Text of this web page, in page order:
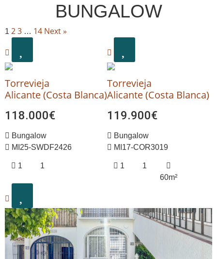
BUNGALOW
1 23 … 14 Next »
Torrevieja
Alicante (Costa Blanca)
118.000€
Bungalow
MI25-SWDF2426
1 1
Torrevieja
Alicante (Costa Blanca)
119.900€
Bungalow
MI17-COR3019
1
1
60m²